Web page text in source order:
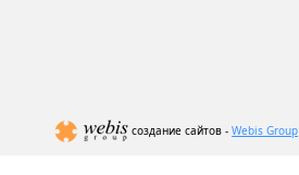
создание сайтов - Webis Group